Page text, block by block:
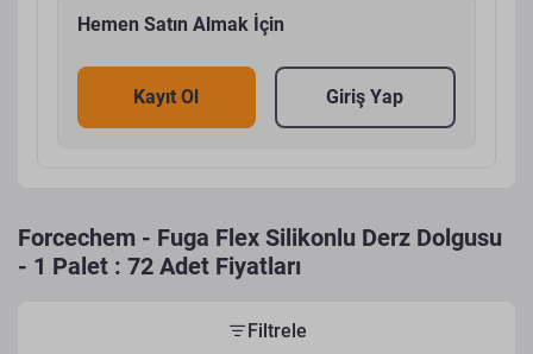
Hemen Satın Almak İçin
Kayıt Ol Giriş Yap
Forcechem - Fuga Flex Silikonlu Derz Dolgusu
- 1 Palet : 72 Adet Fiyatları
Filtrele